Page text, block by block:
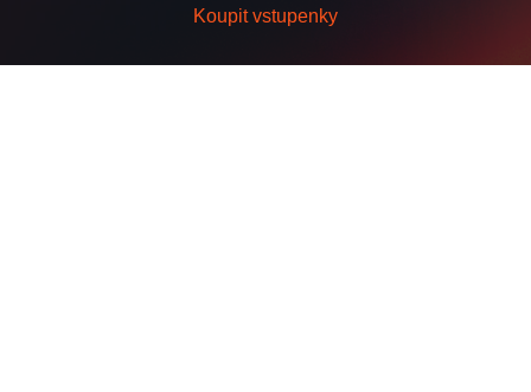
Koupit vstupenky